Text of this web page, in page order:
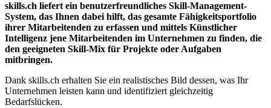
skills.ch liefert ein benutzerfreundliches Skill-Management-
System, das Ihnen dabei hilft, das gesamte Fähigkeitsportfolio
ihrer Mitarbeitenden zu erfassen und mittels Künstlicher
Intelligenz jene Mitarbeitenden im Unternehmen zu finden, die
den geeigneten Skill-Mix für Projekte oder Aufgaben
mitbringen.
Dank skills.ch erhalten Sie ein realistisches Bild dessen, was Ihr
Unternehmen leisten kann und identifiziert gleichzeitig
Bedarfslücken.